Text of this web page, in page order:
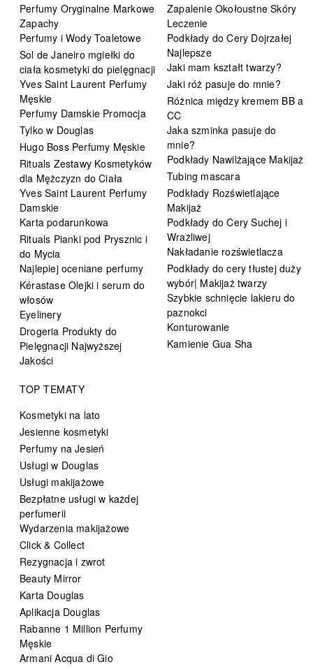
Perfumy Oryginalne Markowe
Zapachy
Perfumy i Wody Toaletowe
Sol de Janeiro mgiełki do
ciała kosmetyki do pielęgnacji
Yves Saint Laurent Perfumy
Męskie
Perfumy Damskie Promocja
Tylko w Douglas
Hugo Boss Perfumy Męskie
Rituals Zestawy Kosmetyków
dla Mężczyzn do Ciała
Yves Saint Laurent Perfumy
Damskie
Karta podarunkowa
Rituals Pianki pod Prysznic i
do Mycia
Najlepiej oceniane perfumy
Kérastase Olejki i serum do
włosów
Eyelinery
Drogeria Produkty do
Pielęgnacji Najwyższej
Jakości
Zapalenie Okołoustne Skóry
Leczenie
Podkłady do Cery Dojrzałej
Najlepsze
Jaki mam kształt twarzy?
Jaki róż pasuje do mnie?
Różnica między kremem BB a
CC
Jaka szminka pasuje do
mnie?
Podkłady Nawilżające Makijaż
Tubing mascara
Podkłady Rozświetlające
Makijaż
Podkłady do Cery Suchej i
Wrażliwej
Nakładanie rozświetlacza
Podkłady do cery tłustej duży
wybór| Makijaż twarzy
Szybkie schnięcie lakieru do
paznokci
Konturowanie
Kamienie Gua Sha
TOP TEMATY
Kosmetyki na lato
Jesienne kosmetyki
Perfumy na Jesień
Usługi w Douglas
Usługi makijażowe
Bezpłatne usługi w każdej
perfumerii
Wydarzenia makijażowe
Click & Collect
Rezygnacja i zwrot
Beauty Mirror
Karta Douglas
Aplikacja Douglas
Rabanne 1 Million Perfumy
Męskie
Armani Acqua di Gio